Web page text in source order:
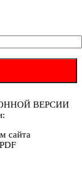
ВЕРСИИ
сайта